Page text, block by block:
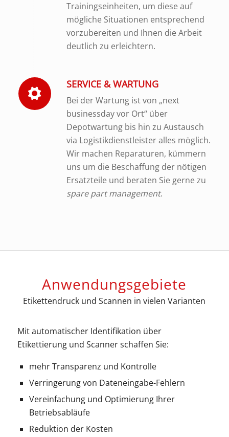
Trainingseinheiten, um diese auf
mögliche Situationen entsprechend
vorzubereiten und Ihnen die Arbeit
deutlich zu erleichtern.
SERVICE & WARTUNG
Bei der Wartung ist von „next
businessday vor Ort“ über
Depotwartung bis hin zu Austausch
via Logistikdienstleister alles möglich.
Wir machen Reparaturen, kümmern
uns um die Beschaffung der nötigen
Ersatzteile und beraten Sie gerne zu
spare part management.
Anwendungsgebiete
Etikettendruck und Scannen in vielen Varianten
Mit automatischer Identifikation über
Etikettierung und Scanner schaffen Sie:
mehr Transparenz und Kontrolle
Verringerung von Dateneingabe-Fehlern
Vereinfachung und Optimierung Ihrer
Betriebsabläufe
Reduktion der Kosten